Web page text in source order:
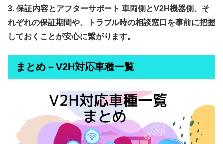
3. 保証内容とアフターサポート 車両側とV2H機器側、そ
れぞれの保証期間や、トラブル時の相談窓口を事前に把握
しておくことが安心に繋がります。
まとめ－V2H対応車種一覧